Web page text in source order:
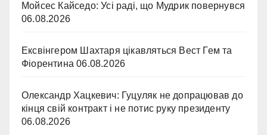
Мойсес Кайседо: Усі раді, що Мудрик повернувся
06.08.2026
Ексвінгером Шахтаря цікавляться Вест Гем та
Фіорентина 06.08.2026
Олександр Хацкевич: Гуцуляк не допрацював до
кінця свій контракт і не потис руку президенту
06.08.2026